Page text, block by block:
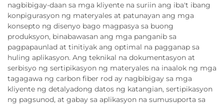
nagbibigay-daan sa mga kliyente na suriin ang iba't ibang
konpigurasyon ng materyales at patunayan ang mga
konsepto ng disenyo bago magpasya sa buong
produksyon, binabawasan ang mga panganib sa
pagpapaunlad at tinitiyak ang optimal na pagganap sa
huling aplikasyon. Ang teknikal na dokumentasyon at
serbisyo ng sertipikasyon ng materyales na inaalok ng mga
tagagawa ng carbon fiber rod ay nagbibigay sa mga
kliyente ng detalyadong datos ng katangian, sertipikasyon
ng pagsunod, at gabay sa aplikasyon na sumusuporta sa